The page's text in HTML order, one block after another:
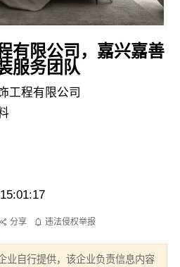
有限公司，嘉兴嘉善
服务团队
工程有限公司
分享 违法侵权举报
业自行提供，该企业负责信息内容